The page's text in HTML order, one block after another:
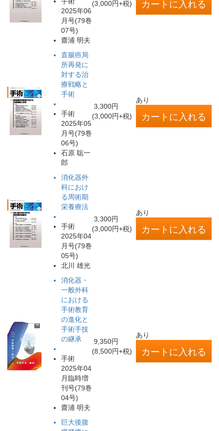
2025年06
月号(79巻
07号)
齋浦 明夫
(3,000円+税)
直腸癌局
所再発に
対する治
療戦略と
手術
手術
2025年05
月号(79巻
06号)
石原 聡一
郎
3,300円
(3,000円+税)
あり
消化器外
科におけ
る周術期
栄養療法
手術
2025年04
月号(79巻
05号)
北川 雄光
3,300円
(3,000円+税)
あり
消化器・
一般外科
における
手術教育
の進化と
手術手技
の継承
手術
2025年04
月臨時増
刊号(79巻
04号)
齋浦 明夫
9,350円
(8,500円+税)
あり
巨大後腹